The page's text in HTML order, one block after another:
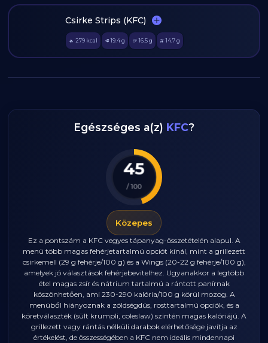
Csirke Strips (KFC)
🔥 279 kcal 🥩 19.4 g 🥔 16.5g 🫒 14.7 g
Egészséges a(z) KFC?
45
/ 100
Közepes
Ez a pontszám a KFC vegyes tápanyag-összetételén alapul. A
menü több magas fehérjetartalmú opciót kínál, mint a grillezett
csirkemell (29 g fehérje/100 g) és a Wings (20-22 g fehérje/100 g),
amelyek jó választások fehérjebevitelhez. Ugyanakkor a legtöbb
étel magas zsír és nátrium tartalmú a rántott panírnak
köszönhetően, ami 230-290 kalória/100 g körül mozog. A
menüből hiányoznak a zöldségdús, rosttartalmú opciók, és a
köretválaszték (sült krumpli, coleslaw) szintén magas kalóriájú. A
grillezett vagy rántás nélküli darabok elérhetősége javítja az
értékelést, de összességében a KFC nem ideális mindennapi